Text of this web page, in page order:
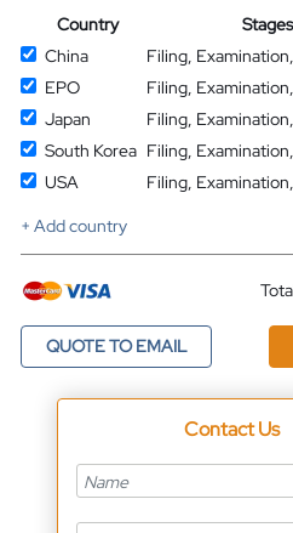
Country
Stages
China
Filing,
EPO
Filing,
Japan
Filing,
South Korea Filing,
USA
Filing,
+ Add country
QUOTE TO EMAIL
Contact Us